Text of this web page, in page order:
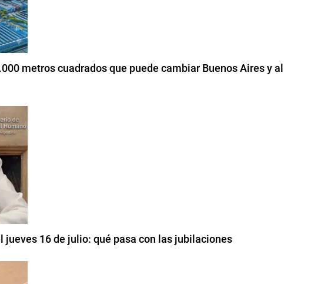
metros cuadrados que puede cambiar Buenos Aires y al
jueves 16 de julio: qué pasa con las jubilaciones